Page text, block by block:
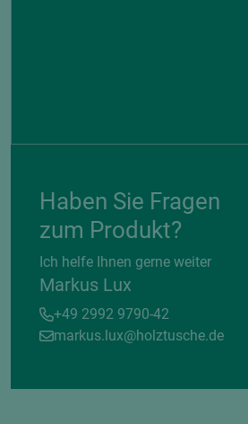
Haben Sie Fragen
zum Produkt?
Ich helfe Ihnen gerne weiter
Markus Lux
+49 2992 9790-42
markus.lux@holztusche.de